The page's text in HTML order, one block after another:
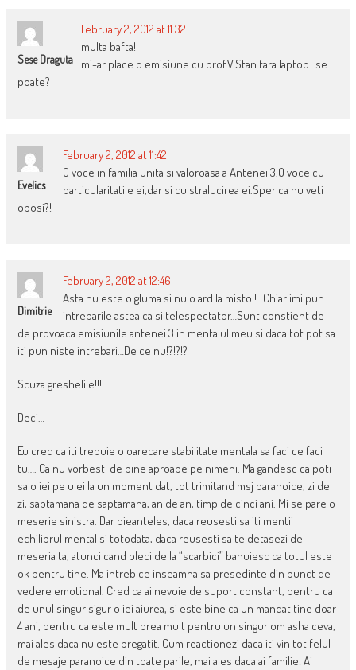
Sese Draguta
February 2, 2012 at 11:32
multa bafta!
mi-ar place o emisiune cu prof.V.Stan fara laptop…se
poate?
Evelics
February 2, 2012 at 11:42
O voce in familia unita si valoroasa a Antenei 3.O voce cu
particularitatile ei,dar si cu stralucirea ei.Sper ca nu veti
obosi?!
Dimitrie
February 2, 2012 at 12:46
Asta nu este o gluma si nu o ard la misto!!…Chiar imi pun
intrebarile astea ca si telespectator…Sunt constient de
de provoaca emisiunile antenei 3 in mentalul meu si daca tot pot sa
iti pun niste intrebari…De ce nu!?!?!?
Scuza greshelile!!!
Deci…
Eu cred ca iti trebuie o oarecare stabilitate mentala sa faci ce faci
tu…. Ca nu vorbesti de bine aproape pe nimeni. Ma gandesc ca poti
sa o iei pe ulei la un moment dat, tot trimitand msj paranoice, zi de
zi, saptamana de saptamana, an de an, timp de cinci ani. Mi se pare o
meserie sinistra. Dar bieanteles, daca reusesti sa iti mentii
echilibrul mental si totodata, daca reusesti sa te detasezi de
meseria ta, atunci cand pleci de la “scarbici” banuiesc ca totul este
ok pentru tine. Ma intreb ce inseamna sa presedinte din punct de
vedere emotional. Cred ca ai nevoie de suport constant, pentru ca
de unul singur sigur o iei aiurea, si este bine ca un mandat tine doar
4 ani, pentru ca este mult prea mult pentru un singur om asha ceva,
mai ales daca nu este pregatit. Cum reactionezi daca iti vin tot felul
de mesaje paranoice din toate parile, mai ales daca ai familie! Ai